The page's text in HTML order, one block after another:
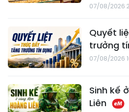
07/08/2026
Quyết
trưởng
07/08/2026
Sinh kế
Liên